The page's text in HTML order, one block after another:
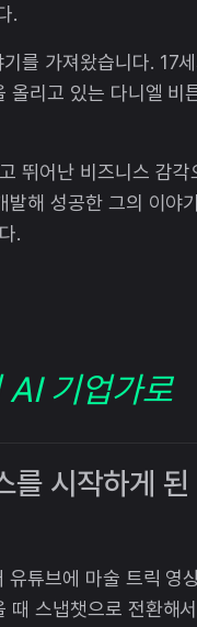
.
를 가져왔습니다. 17
올리고 있는 다니엘 비
뛰어난 비즈니스 감
해 성공한 그의 이야
.
AI 기업가로
를 시작하게
튜브에 마술 트릭 영
때 스냅챗으로 전환해